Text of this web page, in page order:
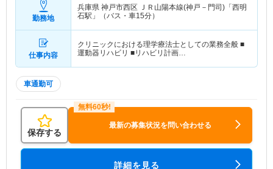
勤務地
兵庫県 神戸市西区 ＪＲ山陽本線(神戸－門司)「西明
石駅」（バス・車15分）
仕事内容
クリニックにおける理学療法士としての業務全般 ■
運動器リハビリ ■リハビリ計画…
車通勤可
保存する
最新の募集状況を問い合わせる
詳細を見る